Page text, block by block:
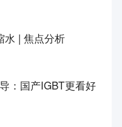
水 | 焦点分析
：国产IGBT更看好